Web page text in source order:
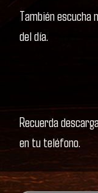
También
del día.
Recuerda
en tu teléfono.